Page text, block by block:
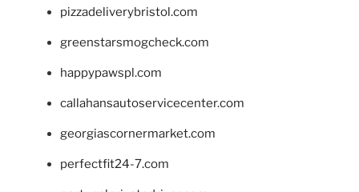
pizzadeliverybristol.com
greenstarsmogcheck.com
happypawspl.com
callahansautoservicecenter.com
georgiascornermarket.com
perfectfit24-7.com